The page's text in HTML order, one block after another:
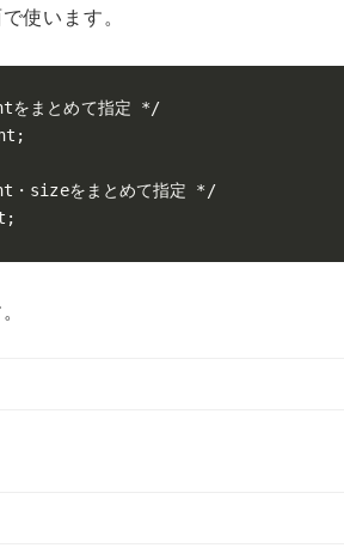
使います。
まとめて指定 */
sizeをまとめて指定 */